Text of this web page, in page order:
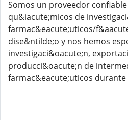
Somos un proveedor
qu&iacute;micos de
farmac&eacute;uticos/
dise&ntilde;o y nos hemos
investigaci&oacute;n,
producci&oacute;n de
farmac&eacute;uticos durante